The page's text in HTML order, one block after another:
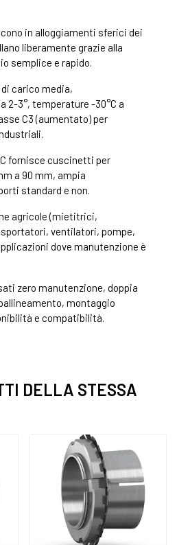
in alloggiamenti sferici dei
liberamente grazie alla
semplice e rapido.
carico media,
2-3°, temperature -30°C a
C3 (aumentato) per
fornisce cuscinetti per
a 90 mm, ampia
standard e non.
agricole (mietitrici,
ventilatori, pompe,
dove manutenzione è
zero manutenzione, doppia
montaggio
e compatibilità.
DELLA STESSA